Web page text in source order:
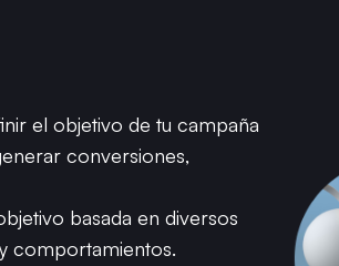
el objetivo de tu campaña
conversiones,
basada en diversos
comportamientos.